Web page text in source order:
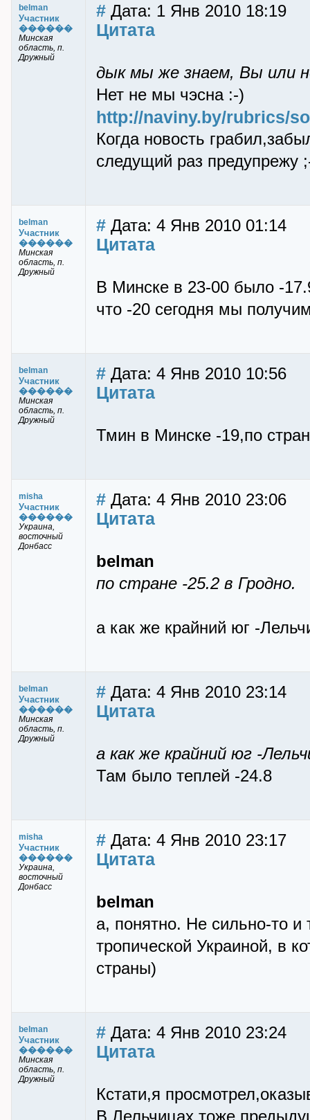
belman
Участник
������
Минская
область, п.
Дружный
# Дата: 1 Янв 2010 18:19
Цитата
дык мы же знаем, Вы или
Нет не мы чэсна :-)
http://naviny.by/rubrics/
Когда новость
следущий раз предупрежу
belman
Участник
������
Минская
область, п.
Дружный
# Дата: 4 Янв 2010 01:14
Цитата
В Минске в 23-00 было -
что -20 сегодня мы
belman
Участник
������
Минская
область, п.
Дружный
# Дата: 4 Янв 2010 10:56
Цитата
Тмин в Минске -19,по
misha
Участник
������
Украина,
восточный
Донбасс
# Дата: 4 Янв 2010 23:06
Цитата
belman
по стране -25.2 в Гродно.
а как же крайний юг -
belman
Участник
������
Минская
область, п.
Дружный
# Дата: 4 Янв 2010 23:14
Цитата
а как же крайний юг -
Там было теплей -24.8
misha
Участник
������
Украина,
восточный
Донбасс
# Дата: 4 Янв 2010 23:17
Цитата
belman
а, понятно. Не сильно-то и
тропической Украиной, в
страны)
belman
Участник
������
Минская
область, п.
Дружный
# Дата: 4 Янв 2010 23:24
Цитата
Кстати,я